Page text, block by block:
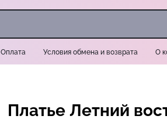
Оплата Условия обмена и возврата О
Платье Летний